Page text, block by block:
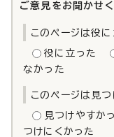
ご意見をお聞かせ
このページは役
役に立った
なかった
このページは見
見つけやすか
つけにくかった